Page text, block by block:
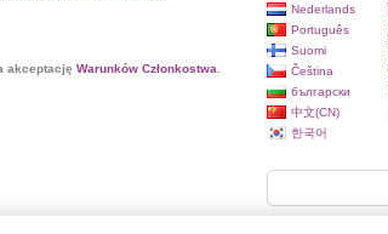
akceptację Warunków Członkostwa
Nederlands
Português
Suomi
Čeština
български
中文(CN)
한국어